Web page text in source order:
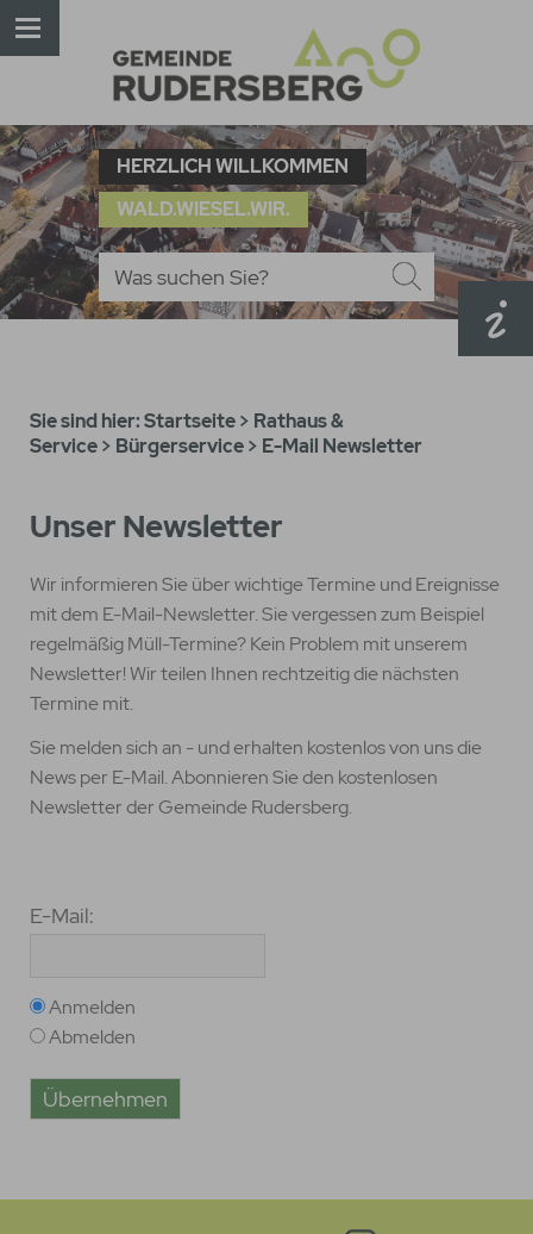
HERZLICH WILLKOMMEN
WALD.WIESEL.WIR.
Sie sind hier:Startseite> Rathaus &
Service> Bürgerservice> E-Mail Newsletter
Unser Newsletter
Wir informieren Sie über wichtige Termine und Ereignisse
mit dem E-Mail-Newsletter. Sie vergessen zum Beispiel
regelmäßig Müll-Termine? Kein Problem mit unserem
Newsletter! Wir teilen Ihnen rechtzeitig die nächsten
Termine mit.
Sie melden sich an - und erhalten kostenlos von uns die
News per E-Mail. Abonnieren Sie den kostenlosen
Newsletter der Gemeinde Rudersberg.
E-Mail:
Anmelden
Abmelden